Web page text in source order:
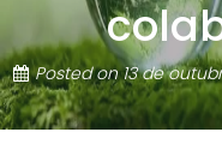
Posted on13 de